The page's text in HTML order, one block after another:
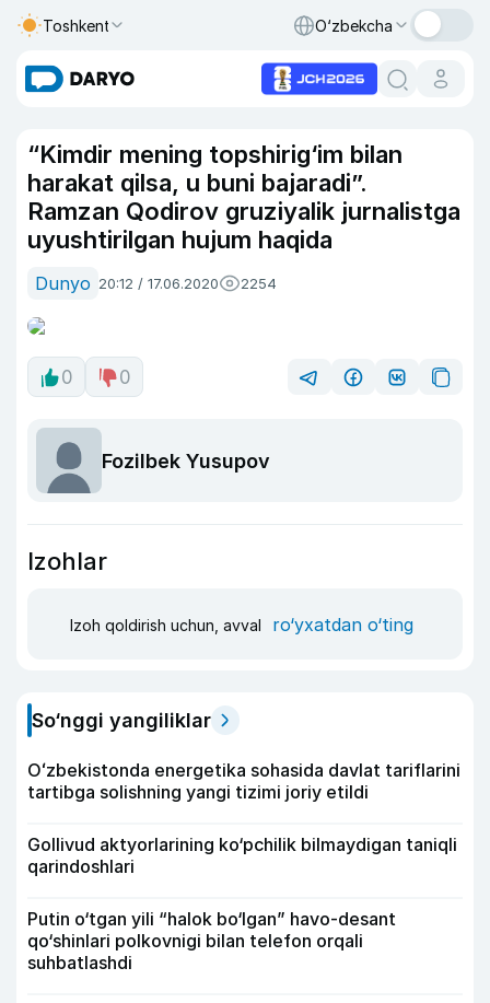
Toshkent O‘zbekcha
“Kimdir mening topshirig‘im bilan
harakat qilsa, u buni bajaradi”.
Ramzan Qodirov gruziyalik jurnalistga
uyushtirilgan hujum haqida
Dunyo 20:12 / 17.06.2020 2254
0 0
Fozilbek Yusupov
Izohlar
Izoh qoldirish uchun, avval ro‘yxatdan o‘ting
So‘nggi yangiliklar
Oʻzbekistonda energetika sohasida davlat tariflarini
tartibga solishning yangi tizimi joriy etildi
Gollivud aktyorlarining ko‘pchilik bilmaydigan taniqli
qarindoshlari
Putin o‘tgan yili “halok bo‘lgan” havo-desant
qo‘shinlari polkovnigi bilan telefon orqali
suhbatlashdi